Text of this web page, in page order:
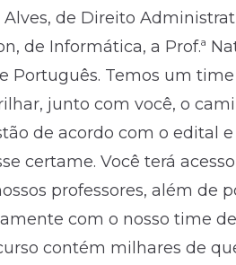
Alves, de Direito
de Informática, a Prof.ª
Português. Temos um
junto com você, o
de acordo com o edital
certame. Você terá
professores, além de
com o nosso time
contém milhares de